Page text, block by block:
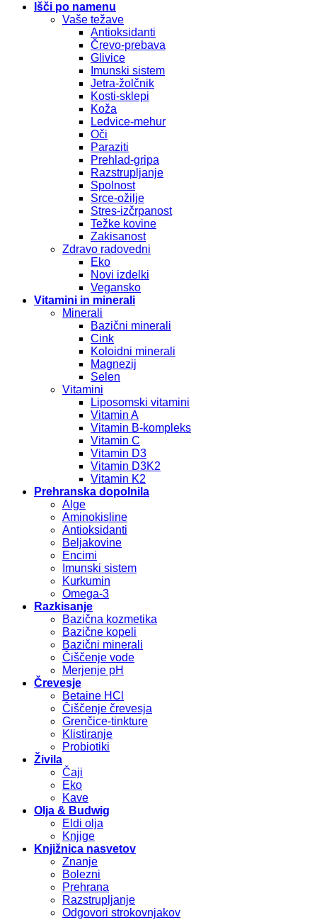
Išči po namenu
Vaše težave
Antioksidanti
Črevo-prebava
Glivice
Imunski sistem
Jetra-žolčnik
Kosti-sklepi
Koža
Ledvice-mehur
Oči
Paraziti
Prehlad-gripa
Razstrupljanje
Spolnost
Srce-ožilje
Stres-izčrpanost
Težke kovine
Zakisanost
Zdravo radovedni
Eko
Novi izdelki
Vegansko
Vitamini in minerali
Minerali
Bazični minerali
Cink
Koloidni minerali
Magnezij
Selen
Vitamini
Liposomski vitamini
Vitamin A
Vitamin B-kompleks
Vitamin C
Vitamin D3
Vitamin D3K2
Vitamin K2
Prehranska dopolnila
Alge
Aminokisline
Antioksidanti
Beljakovine
Encimi
Imunski sistem
Kurkumin
Omega-3
Razkisanje
Bazična kozmetika
Bazične kopeli
Bazični minerali
Čiščenje vode
Merjenje pH
Črevesje
Betaine HCl
Čiščenje črevesja
Grenčice-tinkture
Klistiranje
Probiotiki
Živila
Čaji
Eko
Kave
Olja & Budwig
Eldi olja
Knjige
Knjižnica nasvetov
Znanje
Bolezni
Prehrana
Razstrupljanje
Odgovori strokovnjakov